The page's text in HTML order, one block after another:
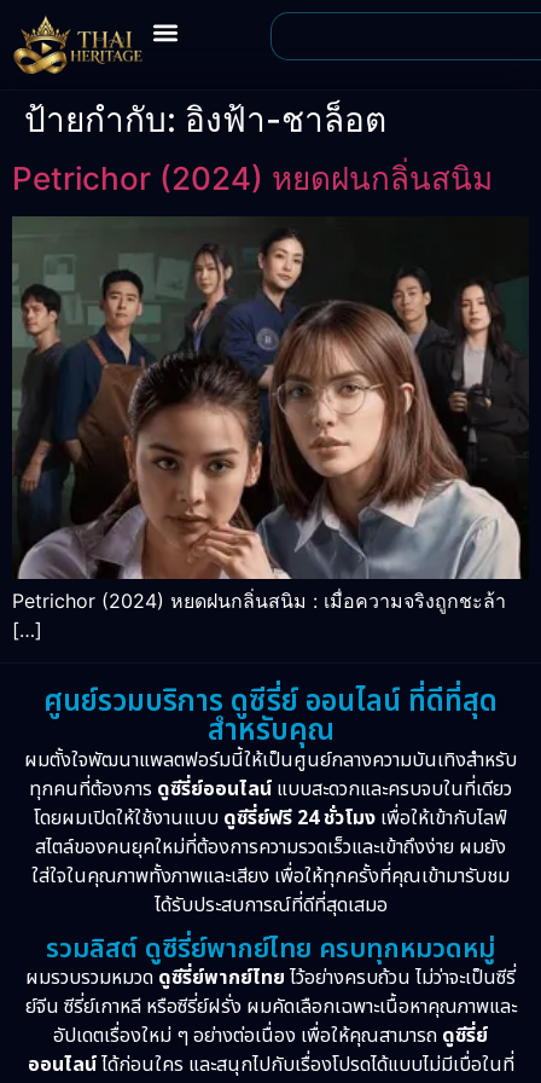
ป้ายกำกับ: อิงฟ้า-ชาล็อต
Petrichor (2024) หยดฝนกลิ่นสนิม
Petrichor (2024) หยดฝนกลิ่นสนิม : เมื่อความจริงถูกชะล้า
[…]
ศูนย์รวมบริการ ดูซีรี่ย์ ออนไลน์ ที่ดีที่สุด
สำหรับคุณ
ผมตั้งใจพัฒนาแพลตฟอร์มนี้ให้เป็นศูนย์กลางความบันเทิงสำหรับ
ทุกคนที่ต้องการ ดูซีรี่ย์ออนไลน์ แบบสะดวกและครบจบในที่เดียว
โดยผมเปิดให้ใช้งานแบบ ดูซีรี่ย์ฟรี 24 ชั่วโมง เพื่อให้เข้ากับไลฟ์
สไตล์ของคนยุคใหม่ที่ต้องการความรวดเร็วและเข้าถึงง่าย ผมยัง
ใส่ใจในคุณภาพทั้งภาพและเสียง เพื่อให้ทุกครั้งที่คุณเข้ามารับชม
ได้รับประสบการณ์ที่ดีที่สุดเสมอ
รวมลิสต์ ดูซีรี่ย์พากย์ไทย ครบทุกหมวดหมู่
ผมรวบรวมหมวด ดูซีรี่ย์พากย์ไทย ไว้อย่างครบถ้วน ไม่ว่าจะเป็นซีรี่
ย์จีน ซีรี่ย์เกาหลี หรือซีรี่ย์ฝรั่ง ผมคัดเลือกเฉพาะเนื้อหาคุณภาพและ
อัปเดตเรื่องใหม่ ๆ อย่างต่อเนื่อง เพื่อให้คุณสามารถ ดูซีรี่ย์
ออนไลน์ได้ก่อนใคร และสนุกไปกับเรื่องโปรดได้แบบไม่มีเบื่อในที่